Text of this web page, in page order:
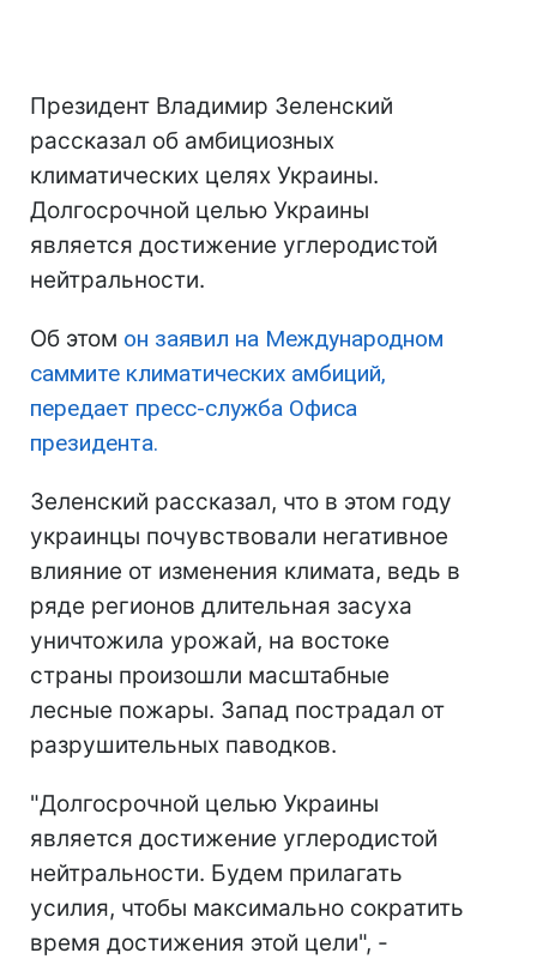
Президент Владимир Зеленский
рассказал об амбициозных
климатических целях Украины.
Долгосрочной целью Украины
является достижение углеродистой
нейтральности.
Об этом он заявил на Международном
саммите климатических амбиций,
передает пресс-служба Офиса
президента.
Зеленский рассказал, что в этом году
украинцы почувствовали негативное
влияние от изменения климата, ведь в
ряде регионов длительная засуха
уничтожила урожай, на востоке
страны произошли масштабные
лесные пожары. Запад пострадал от
разрушительных паводков.
"Долгосрочной целью Украины
является достижение углеродистой
нейтральности. Будем прилагать
усилия, чтобы максимально сократить
время достижения этой цели", -